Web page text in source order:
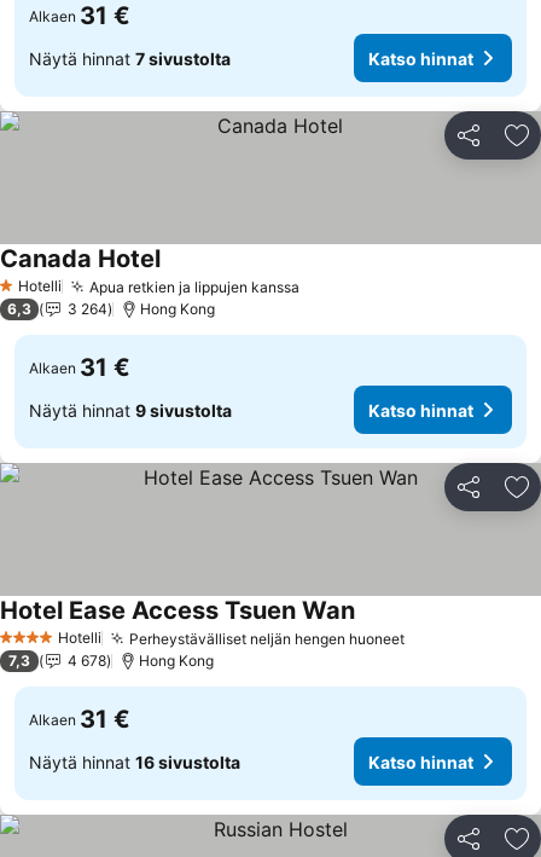
Alkaen 31 €
Näytä hinnat 7 sivustolta Katso hinnat
Jaa
1 Tähtiluokitus
Hotelli Apua retkien ja lippujen kanssa
Canada Hotel
6,3 3 264 Hong Kong
Alkaen 31 €
Näytä hinnat 9 sivustolta Katso hinnat
Jaa
4 Tähtiluokitus
Hotelli Perheystävälliset neljän hengen huoneet
Hotel Ease Access Tsuen Wan
7,3 4 678 Hong Kong
Alkaen 31 €
Näytä hinnat 16 sivustolta Katso hinnat
Jaa